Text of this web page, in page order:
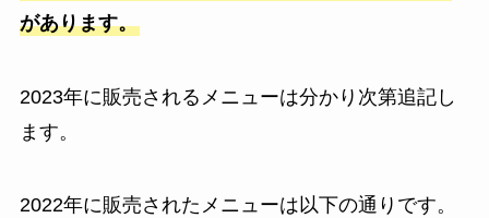
があります。
2023年に販売されるメニューは分かり次第追記し
ます。
2022年に販売されたメニューは以下の通りです。